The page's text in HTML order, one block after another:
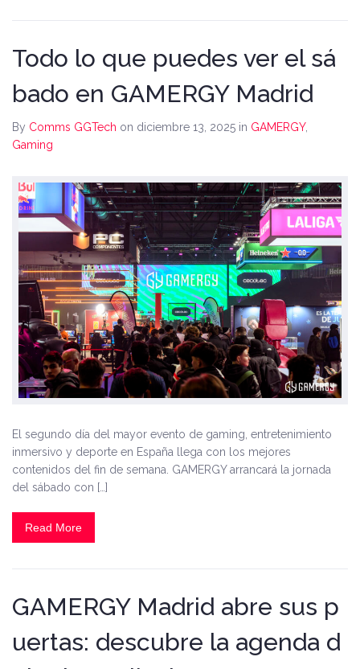
Todo lo que puedes ver el sá
bado en GAMERGY Madrid
By Comms GGTech on diciembre 13, 2025 in GAMERGY,
Gaming
El segundo día del mayor evento de gaming, entretenimiento
inmersivo y deporte en España llega con los mejores
contenidos del fin de semana. GAMERGY arrancará la jornada
del sábado con […]
Read More
GAMERGY Madrid abre sus p
uertas: descubre la agenda d